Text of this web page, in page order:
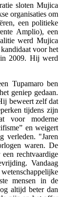
sloten Mujica
organisaties om
een politieke
Amplio), een
werd Mujica
voor het
2009. Hij werd
Tupamaro ben
geniep gedaan.
beweert zelf dat
tijdens zijn
voor moderne
en weigert
verleden. "Jaren
waren. De
rechtvaardige
Vandaag
mensen in de
altijd beter dan